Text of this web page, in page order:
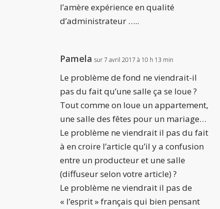
l’amère expérience en qualité
d’administrateur …..
Pamela sur 7 avril 2017 à 10 h 13 min
Le problème de fond ne viendrait-il
pas du fait qu’une salle ça se loue ?
Tout comme on loue un appartement,
une salle des fêtes pour un mariage…
Le problème ne viendrait il pas du fait
à en croire l’article qu’il y a confusion
entre un producteur et une salle
(diffuseur selon votre article) ?
Le problème ne viendrait il pas de
« l’esprit » français qui bien pensant